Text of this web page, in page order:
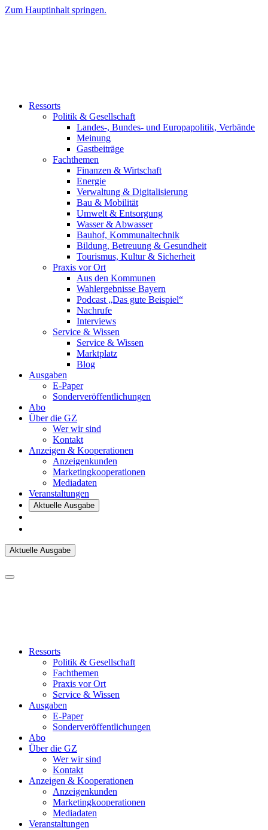
Zum Hauptinhalt springen.
Ressorts
Politik & Gesellschaft
Landes-, Bundes- und Europapolitik, Verbände
Meinung
Gastbeiträge
Fachthemen
Finanzen & Wirtschaft
Energie
Verwaltung & Digitalisierung
Bau & Mobilität
Umwelt & Entsorgung
Wasser & Abwasser
Bauhof, Kommunaltechnik
Bildung, Betreuung & Gesundheit
Tourismus, Kultur & Sicherheit
Praxis vor Ort
Aus den Kommunen
Wahlergebnisse Bayern
Podcast „Das gute Beispiel“
Nachrufe
Interviews
Service & Wissen
Service & Wissen
Marktplatz
Blog
Ausgaben
E-Paper
Sonderveröffentlichungen
Abo
Über die GZ
Wer wir sind
Kontakt
Anzeigen & Kooperationen
Anzeigenkunden
Marketingkooperationen
Mediadaten
Veranstaltungen
Aktuelle Ausgabe
Aktuelle Ausgabe
Ressorts
Politik & Gesellschaft
Fachthemen
Praxis vor Ort
Service & Wissen
Ausgaben
E-Paper
Sonderveröffentlichungen
Abo
Über die GZ
Wer wir sind
Kontakt
Anzeigen & Kooperationen
Anzeigenkunden
Marketingkooperationen
Mediadaten
Veranstaltungen